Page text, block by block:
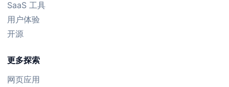
SaaS 工具
用户体验
开源
更多探索
网页应用